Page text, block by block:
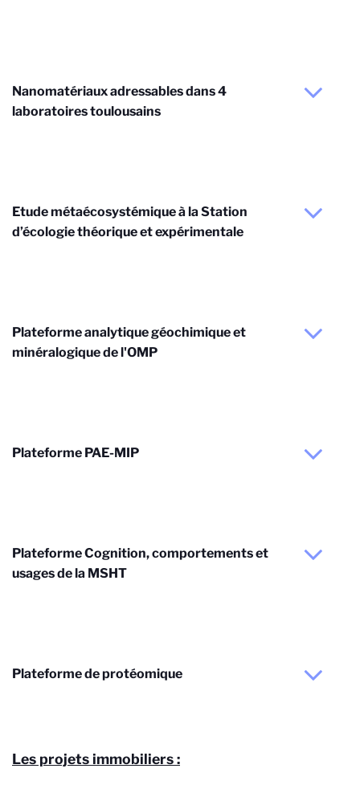
Nanomatériaux adressables dans 4
laboratoires toulousains
Etude métaécosystémique à la Station
d’écologie théorique et expérimentale
Plateforme analytique géochimique et
minéralogique de l'OMP
Plateforme PAE-MIP
Plateforme Cognition, comportements et
usages de la MSHT
Plateforme de protéomique
Les projets immobiliers :